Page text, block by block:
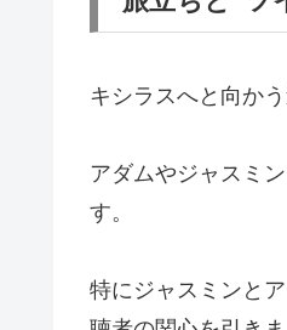
キシラスへと向か
アダムやジャスミ
す。
特にジャスミンと